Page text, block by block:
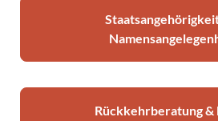
Rückkehrberatung &